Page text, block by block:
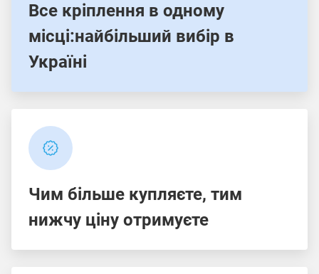
Все кріплення в одному
місці:найбільший вибір в
Україні
Чим більше купляєте, тим
нижчу ціну отримуєте